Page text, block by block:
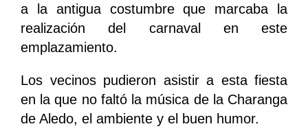
a la antigua costumbre que marcaba la
realización del carnaval en este
emplazamiento.
Los vecinos pudieron asistir a esta fiesta
en la que no faltó la música de la Charanga
de Aledo, el ambiente y el buen humor.